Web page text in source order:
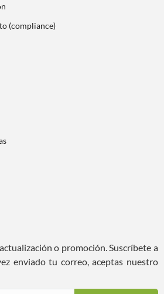
(compliance)
o promoción. Suscríbete a
enviado tu correo, aceptas nuestro